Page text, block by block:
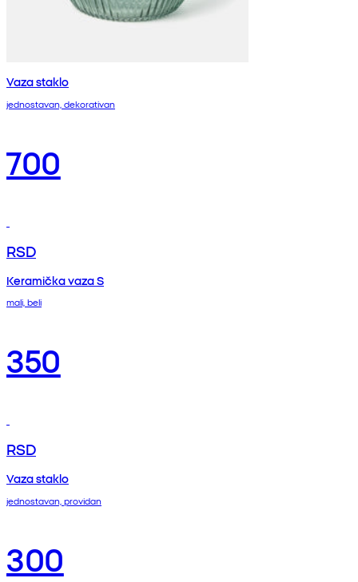
Vaza staklo
jednostavan, dekorativan
700
RSD
Keramička vaza S
mali, beli
350
RSD
Vaza staklo
jednostavan, providan
300